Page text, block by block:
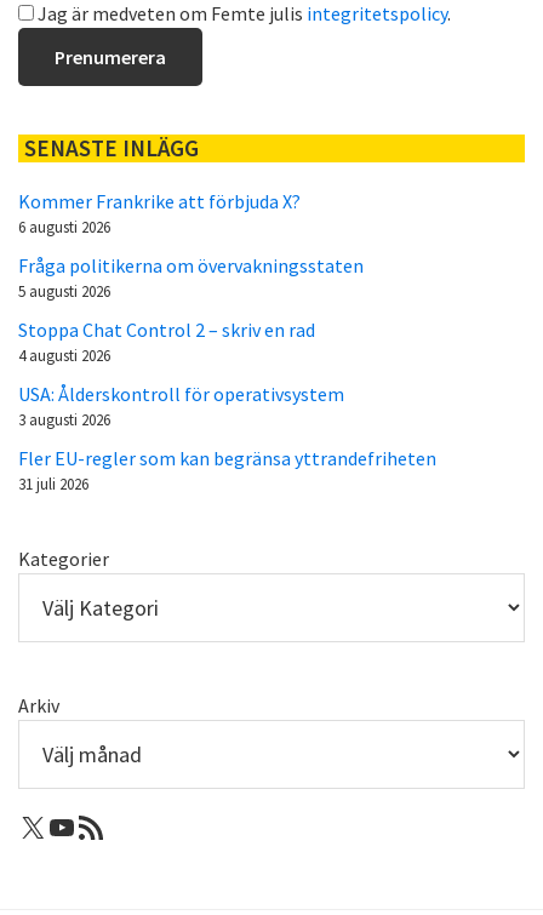
Jag är medveten om Femte julis integritetspolicy.
SENASTE INLÄGG
Kommer Frankrike att förbjuda X?
6 augusti 2026
Fråga politikerna om övervakningsstaten
5 augusti 2026
Stoppa Chat Control 2 – skriv en rad
4 augusti 2026
USA: Ålderskontroll för operativsystem
3 augusti 2026
Fler EU-regler som kan begränsa yttrandefriheten
31 juli 2026
Kategorier
Arkiv
X: Femtejuli
Youtube
RSS-flöde